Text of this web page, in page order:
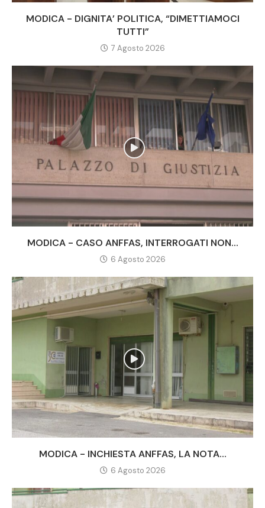
MODICA - DIGNITA’ POLITICA, “DIMETTIAMOCI
TUTTI”
7 Agosto 2026
MODICA - CASO ANFFAS, INTERROGATI NON...
6 Agosto 2026
MODICA - INCHIESTA ANFFAS, LA NOTA...
6 Agosto 2026